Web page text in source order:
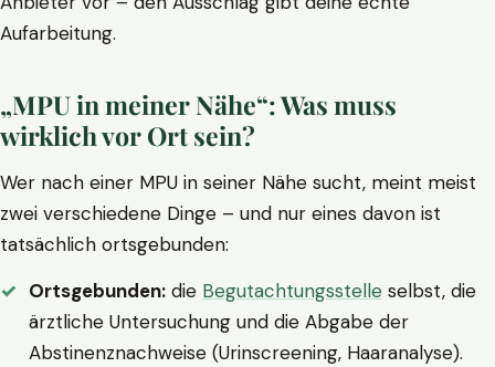
Aufarbeitung.
„MPU in meiner Nähe“: Was muss
wirklich vor Ort sein?
Wer nach einer MPU in seiner Nähe sucht, meint meist
zwei verschiedene Dinge – und nur eines davon ist
tatsächlich ortsgebunden:
Ortsgebunden: die Begutachtungsstelle selbst, die
ärztliche Untersuchung und die Abgabe der
Abstinenznachweise (Urinscreening, Haaranalyse).